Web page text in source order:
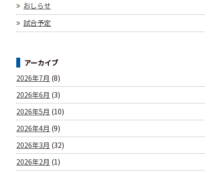
おしらせ
試合予定
アーカイブ
2026年7月 (8)
2026年6月 (3)
2026年5月 (10)
2026年4月 (9)
2026年3月 (32)
2026年2月 (1)